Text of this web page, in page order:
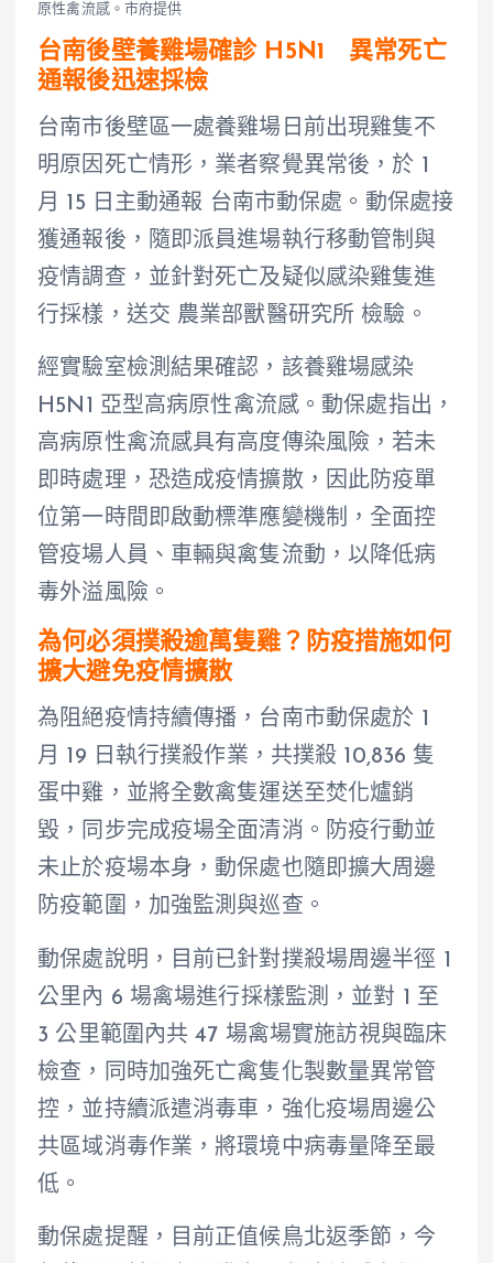
原性禽流感。市府提供
台南後壁養雞場確診 H5N1 異常死亡
通報後迅速採檢
台南市後壁區一處養雞場日前出現雞隻不
明原因死亡情形，業者察覺異常後，於 1
月 15 日主動通報 台南市動保處。動保處接
獲通報後，隨即派員進場執行移動管制與
疫情調查，並針對死亡及疑似感染雞隻進
行採樣，送交 農業部獸醫研究所 檢驗。
經實驗室檢測結果確認，該養雞場感染
H5N1 亞型高病原性禽流感。動保處指出，
高病原性禽流感具有高度傳染風險，若未
即時處理，恐造成疫情擴散，因此防疫單
位第一時間即啟動標準應變機制，全面控
管疫場人員、車輛與禽隻流動，以降低病
毒外溢風險。
為何必須撲殺逾萬隻雞？防疫措施如何
擴大避免疫情擴散
為阻絕疫情持續傳播，台南市動保處於 1
月 19 日執行撲殺作業，共撲殺 10,836 隻
蛋中雞，並將全數禽隻運送至焚化爐銷
毀，同步完成疫場全面清消。防疫行動並
未止於疫場本身，動保處也隨即擴大周邊
防疫範圍，加強監測與巡查。
動保處說明，目前已針對撲殺場周邊半徑 1
公里內 6 場禽場進行採樣監測，並對 1 至
3 公里範圍內共 47 場禽場實施訪視與臨床
檢查，同時加強死亡禽隻化製數量異常管
控，並持續派遣消毒車，強化疫場周邊公
共區域消毒作業，將環境中病毒量降至最
低。
動保處提醒，目前正值候鳥北返季節，今